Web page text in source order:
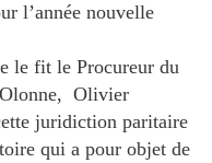
l’année nouvelle
le fit le Procureur du
Olivier
juridiction paritaire
qui a pour objet de